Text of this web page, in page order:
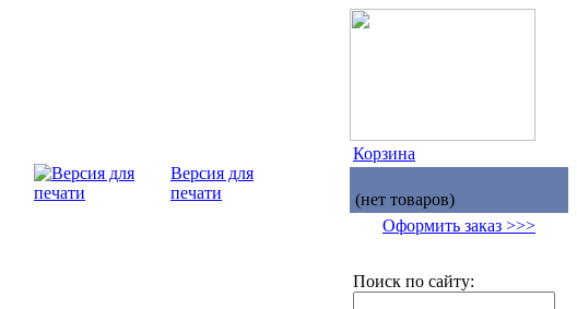
Версия для
печати
Корзина
(нет товаров)
Оформить заказ >>>
Поиск по сайту: